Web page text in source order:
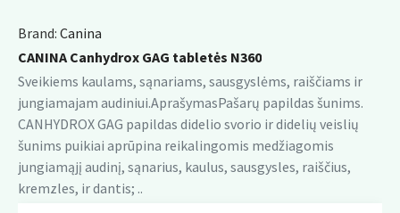
Brand: Canina
CANINA Canhydrox GAG tabletės N360
Sveikiems kaulams, sąnariams, sausgyslėms, raiščiams ir
jungiamajam audiniui.AprašymasPašarų papildas šunims.
CANHYDROX GAG papildas didelio svorio ir didelių veislių
šunims puikiai aprūpina reikalingomis medžiagomis
jungiamąjį audinį, sąnarius, kaulus, sausgysles, raiščius,
kremzles, ir dantis; ..